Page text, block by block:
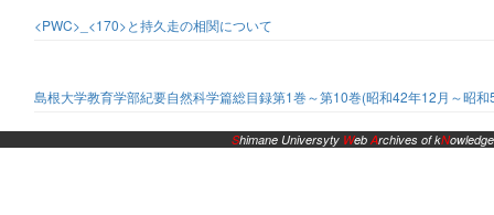
<PWC>_<170>と持久走の相関について
島根大学教育学部紀要自然科学篇総目録第1巻～第10巻(昭和42年12月～昭
Shimane Universyty WebArchives of kNowledge